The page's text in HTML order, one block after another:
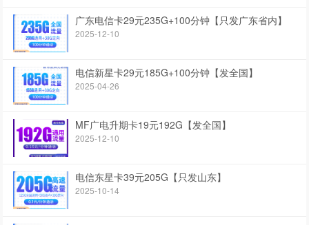
广东电信卡29元235G+100分钟【只发广东省内】
2025-12-10
电信新星卡29元185G+100分钟【发全国】
2025-04-26
MF广电升期卡19元192G【发全国】
2025-12-10
电信东星卡39元205G【只发山东】
2025-10-14